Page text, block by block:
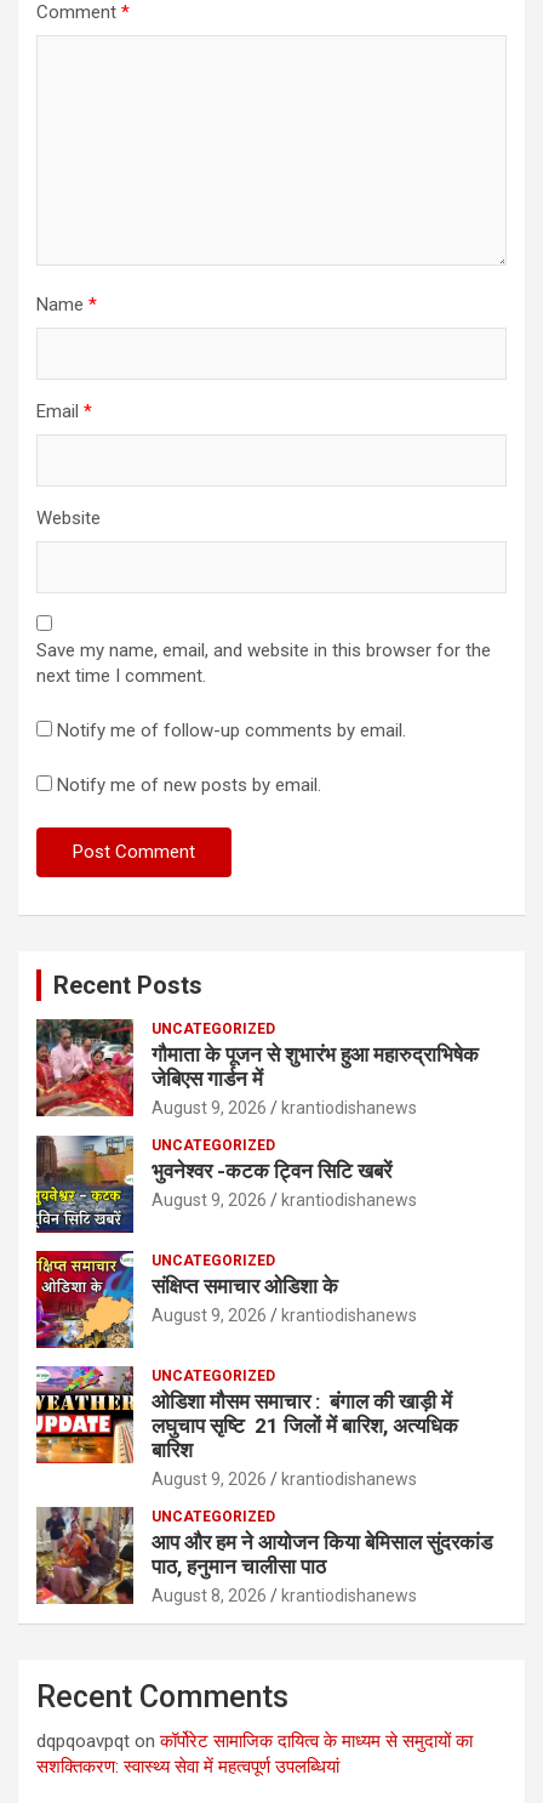
Comment *
Name *
Email *
Website
Save my name, email, and website in this browser for the
next time I comment.
Notify me of follow-up comments by email.
Notify me of new posts by email.
Recent Posts
UNCATEGORIZED
गौमाता के पूजन से शुभारंभ हुआ महारुद्राभिषेक
जेबिएस गार्डन में
August 9, 2026 krantiodishanews
UNCATEGORIZED
भुवनेश्वर -कटक ट्विन सिटि खबरें
August 9, 2026 krantiodishanews
UNCATEGORIZED
संक्षिप्त समाचार ओडिशा के
August 9, 2026 krantiodishanews
UNCATEGORIZED
ओडिशा मौसम समाचार : बंगाल की खाड़ी में
लघुचाप सृष्टि 21 जिलों में बारिश, अत्यधिक
बारिश
August 9, 2026 krantiodishanews
UNCATEGORIZED
आप और हम ने आयोजन किया बेमिसाल सुंदरकांड
पाठ, हनुमान चालीसा पाठ
August 8, 2026 krantiodishanews
Recent Comments
dqpqoavpqt onकॉर्पोरेट सामाजिक दायित्व के माध्यम से समुदायों का
सशक्तिकरण: स्वास्थ्य सेवा में महत्वपूर्ण उपलब्धियां